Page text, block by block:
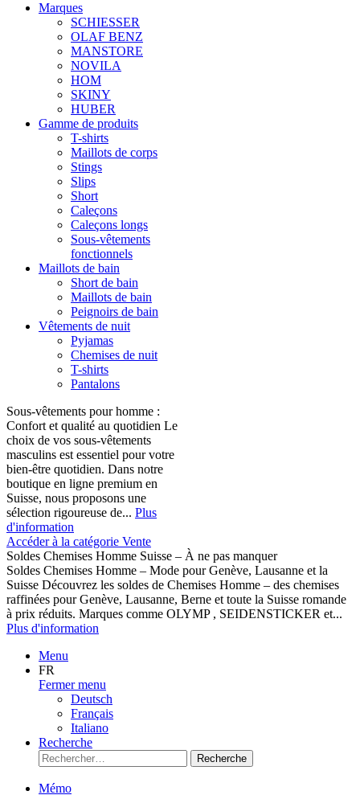
Marques
SCHIESSER
OLAF BENZ
MANSTORE
NOVILA
HOM
SKINY
HUBER
Gamme de produits
T-shirts
Maillots de corps
Stings
Slips
Short
Caleçons
Caleçons longs
Sous-vêtements
fonctionnels
Maillots de bain
Short de bain
Maillots de bain
Peignoirs de bain
Vêtements de nuit
Pyjamas
Chemises de nuit
T-shirts
Pantalons
Sous-vêtements pour homme :
Confort et qualité au quotidien Le
choix de vos sous-vêtements
masculins est essentiel pour votre
bien-être quotidien. Dans notre
boutique en ligne premium en
Suisse, nous proposons une
sélection rigoureuse de... Plus
d'information
Accéder à la catégorie Vente
Soldes Chemises Homme Suisse – À ne pas manquer
Soldes Chemises Homme – Mode pour Genève, Lausanne et la
Suisse Découvrez les soldes de Chemises Homme – des chemises
raffinées pour Genève, Lausanne, Berne et toute la Suisse romande
à prix réduits. Marques comme OLYMP , SEIDENSTICKER et...
Plus d'information
Menu
FR
Fermer menu
Deutsch
Français
Italiano
Recherche
Recherche
Mémo